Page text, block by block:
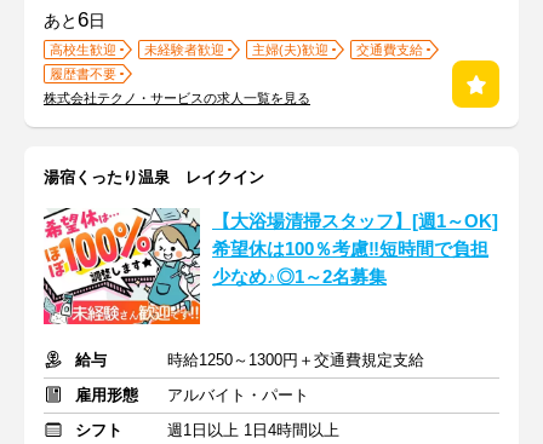
あと6日
高校生歓迎 未経験者歓迎 主婦(夫)歓迎
交通費支給
履歴書不要
株式会社テクノ・サービスの求人一覧を見る
湯宿くったり温泉 レイクイン
【大浴場清掃スタッフ】[週1～OK]
希望休は100％考慮‼短時間で負担
少なめ♪◎1～2名募集
給与
時給1250～1300円＋交通費規定支給
雇用形態
アルバイト・パート
シフト
週1日以上 1日4時間以上